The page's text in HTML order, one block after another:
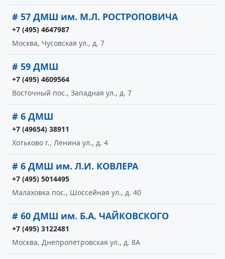
# 57 ДМШ им. М.Л. РОСТРОПОВИЧА
+7 (495) 4647987
Москва, Чусовская ул., д. 7
# 59 ДМШ
+7 (495) 4609564
Восточный пос., Западная ул., д. 7
# 6 ДМШ
+7 (49654) 38911
Хотьково г., Ленина ул., д. 4
# 6 ДМШ им. Л.И. КОВЛЕРА
+7 (495) 5014495
Малаховка пос., Шоссейная ул., д. 40
# 60 ДМШ им. Б.А. ЧАЙКОВСКОГО
+7 (495) 3122481
Москва, Днепропетровская ул., д. 8А